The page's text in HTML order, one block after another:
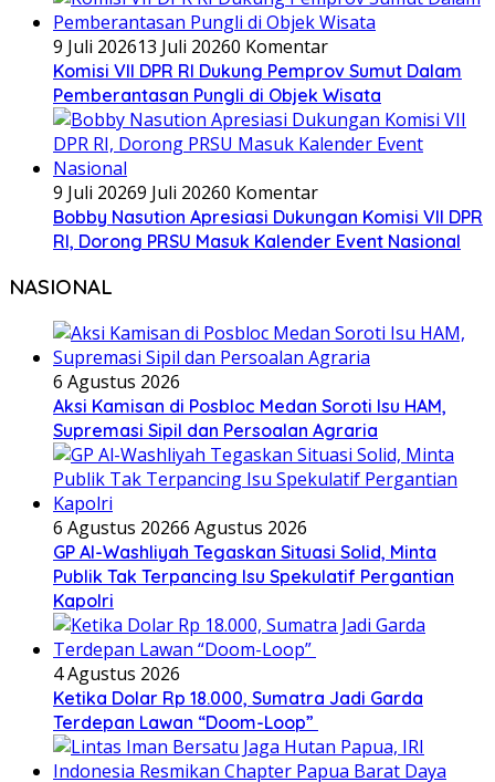
9 Juli 202613 Juli 20260 Komentar
Komisi VII DPR RI Dukung Pemprov Sumut Dalam
Pemberantasan Pungli di Objek Wisata
9 Juli 20269 Juli 20260 Komentar
Bobby Nasution Apresiasi Dukungan Komisi VII DPR
RI, Dorong PRSU Masuk Kalender Event Nasional
NASIONAL
6 Agustus 2026
Aksi Kamisan di Posbloc Medan Soroti Isu HAM,
Supremasi Sipil dan Persoalan Agraria
6 Agustus 20266 Agustus 2026
GP Al-Washliyah Tegaskan Situasi Solid, Minta
Publik Tak Terpancing Isu Spekulatif Pergantian
Kapolri
4 Agustus 2026
Ketika Dolar Rp 18.000, Sumatra Jadi Garda
Terdepan Lawan “Doom-Loop”